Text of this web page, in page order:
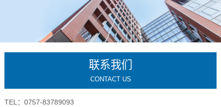
联系我们
CONTACT US
TEL：0757-83789093